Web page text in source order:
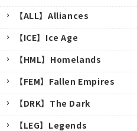
【ALL】Alliances
【ICE】Ice Age
【HML】Homelands
【FEM】Fallen Empires
【DRK】The Dark
【LEG】Legends